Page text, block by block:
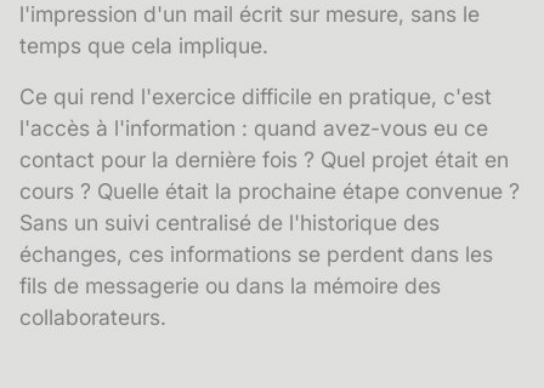
l'impression d'un mail écrit sur mesure, sans le
temps que cela implique.
Ce qui rend l'exercice difficile en pratique, c'est
l'accès à l'information : quand avez-vous eu ce
contact pour la dernière fois ? Quel projet était en
cours ? Quelle était la prochaine étape convenue ?
Sans un suivi centralisé de l'historique des
échanges, ces informations se perdent dans les
fils de messagerie ou dans la mémoire des
collaborateurs.